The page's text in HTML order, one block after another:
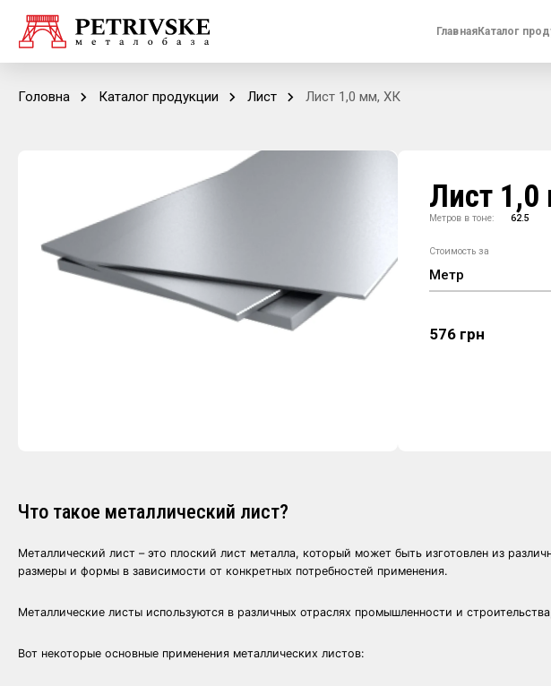
ГлавнаяКаталог
Головна Каталог продукции Лист Лист 1,0 мм, ХК
Лист
Метров в тоне: 62.5
Стоимость за
Метр
576 грн
Что такое металлический лист?
Металлический лист – это плоский лист металла, который может быть изготовлен из
размеры и формы в зависимости от конкретных потребностей применения.
Металлические листы используются в различных отраслях промышленности и
Вот некоторые основные применения металлических листов: